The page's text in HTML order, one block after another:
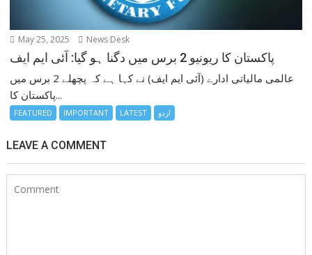
May 25, 2025 News Desk
پاکستان کا ریونیو 2 برس میں دگنا ہو گیا: آئی ایم ایف
عالمی مالیاتی ادارے (آئی ایم ایف) نے کہا ہے کہ پچھلے 2 برس میں
پاکستان کا...
FEATURED IMPORTANT LATEST اردو
LEAVE A COMMENT